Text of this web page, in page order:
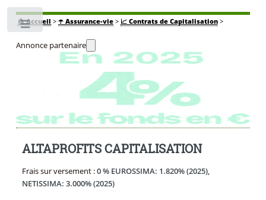
🏠Accueil > ☂️ Assurance-vie> 📈 Contrats de Capitalisation>
Annonce partenaire
ALTAPROFITS CAPITALISATION
Frais sur versement :0 % EUROSSIMA: 1.820% (2025),
NETISSIMA: 3.000% (2025)
Toggle